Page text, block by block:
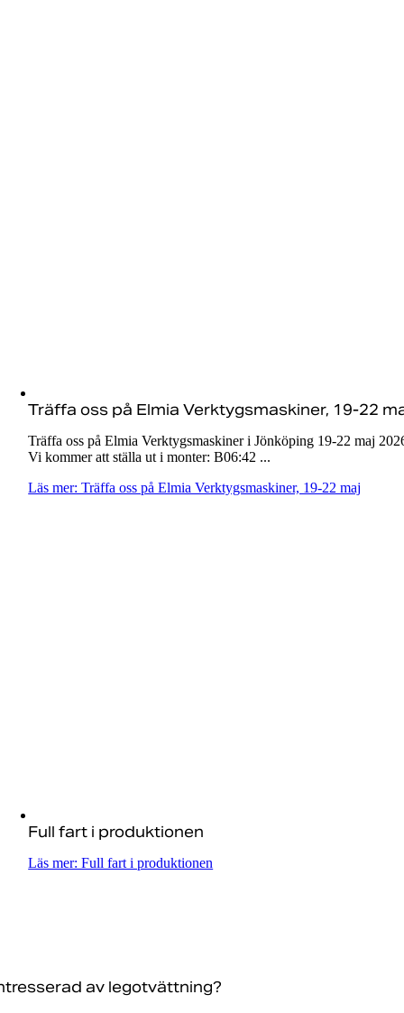
Träffa oss på Elmia Verktygsmaskiner, 19-22
Träffa oss på Elmia Verktygsmaskiner i Jönköping 19-22 maj
Vi kommer att ställa ut i monter: B06:42 ...
Läs mer: Träffa oss på Elmia Verktygsmaskiner, 19-22 maj
Full fart i produktionen
Läs mer: Full fart i produktionen
av legotvättning?